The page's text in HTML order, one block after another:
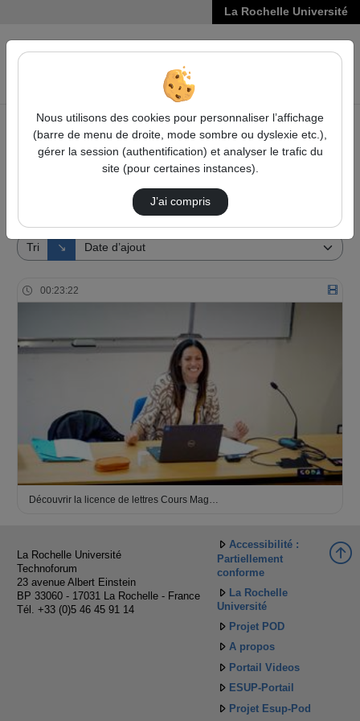
La Rochelle Université
VIDÉOS
Accueil Vidéos
1 vidéo trouvée
Tri ↘
Direction de tri
00:23:22
Découvrir la licence de lettres Cours Mag…
La Rochelle Université
Technoforum
23 avenue Albert Einstein
BP 33060 - 17031 La Rochelle - France
Tél. +33 (0)5 46 45 91 14
Accessibilité :
Partiellement
conforme
La Rochelle
Université
Projet POD
A propos
Portail Videos
ESUP-Portail
Projet Esup-Pod
Nous utilisons des cookies pour personnaliser l’affichage
(barre de menu de droite, mode sombre ou dyslexie etc.),
gérer la session (authentification) et analyser le trafic du
site (pour certaines instances).
J’ai compris